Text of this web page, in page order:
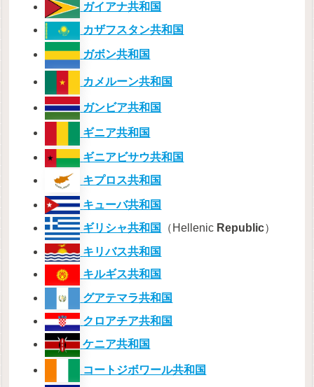
ガイアナ共和国
カザフスタン共和国
ガボン共和国
カメルーン共和国
ガンビア共和国
ギニア共和国
ギニアビサウ共和国
キプロス共和国
キューバ共和国
ギリシャ共和国
（Hellenic Republic）
キリバス共和国
キルギス共和国
グアテマラ共和国
クロアチア共和国
ケニア共和国
コートジボワール共和国